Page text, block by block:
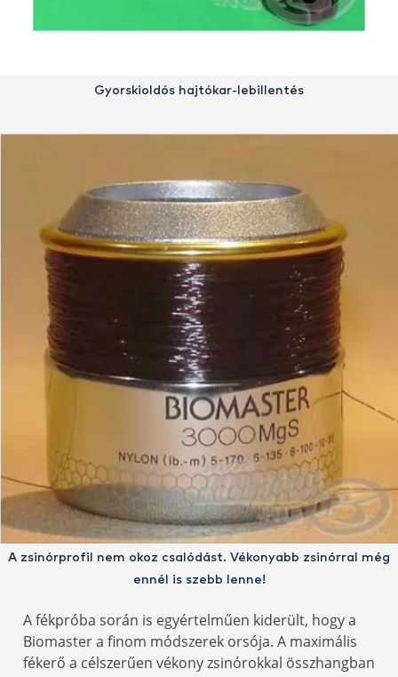
Gyorskioldós hajtókar-lebillentés
A zsinórprofil nem okoz csalódást. Vékonyabb zsinórral még
ennél is szebb lenne!
A fékpróba során is egyértelműen kiderült, hogy a
Biomaster a finom módszerek orsója. A maximális
fékerő a célszerűen vékony zsinórokkal összhangban